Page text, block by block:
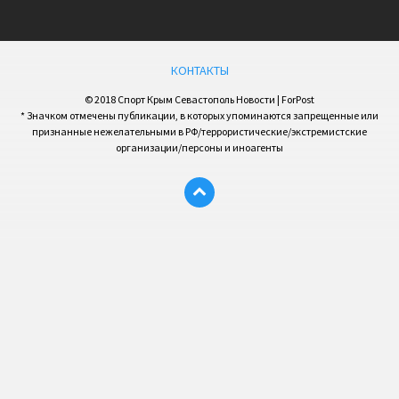
КОНТАКТЫ
© 2018 Спорт Крым Севастополь Новости | ForPost
* Значком отмечены публикации, в которых упоминаются запрещенные или
признанные нежелательными в РФ/террористические/экстремистские
организации/персоны и иноагенты